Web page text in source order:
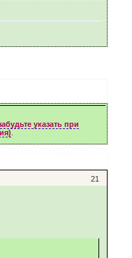
указать при
21